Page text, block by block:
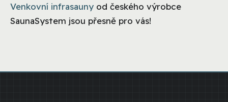
Venkovní infrasauny od českého výrobce
SaunaSystem jsou přesně pro vás!